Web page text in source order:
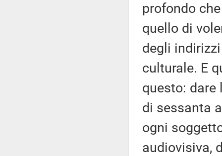
profondo
quello di
degli
culturale. E
questo: dare
di sessanta
ogni
audiovisiva,